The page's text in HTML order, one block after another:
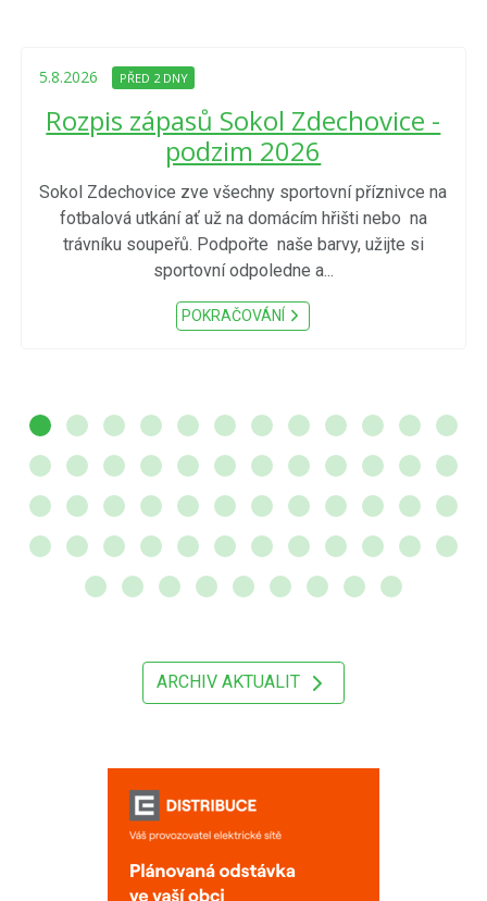
5.8.2026 PŘED 2 DNY
Rozpis zápasů Sokol Zdechovice -
podzim 2026
Sokol Zdechovice zve všechny sportovní příznivce na
fotbalová utkání ať už na domácím hřišti nebo na
trávníku soupeřů. Podpořte naše barvy, užijte si
sportovní odpoledne a...
POKRAČOVÁNÍ
ARCHIV AKTUALIT